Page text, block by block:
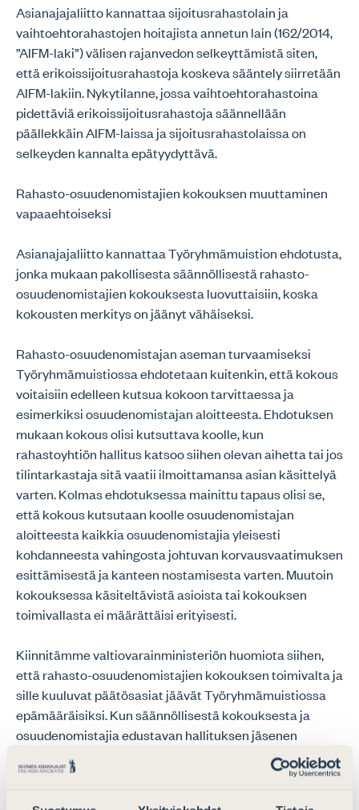
Asianajajaliitto kannattaa sijoitusrahastolain ja
vaihtoehtorahastojen hoitajista annetun lain (162/2014,
”AIFM-laki”) välisen rajanvedon selkeyttämistä siten,
että erikoissijoitusrahastoja koskeva sääntely siirretään
AIFM-lakiin. Nykytilanne, jossa vaihtoehtorahastoina
pidettäviä erikoissijoitusrahastoja säännellään
päällekkäin AIFM-laissa ja sijoitusrahastolaissa on
selkeyden kannalta epätyydyttävä.
Rahasto-osuudenomistajien kokouksen muuttaminen
vapaaehtoiseksi
Asianajajaliitto kannattaa Työryhmämuistion ehdotusta,
jonka mukaan pakollisesta säännöllisestä rahasto-
osuudenomistajien kokouksesta luovuttaisiin, koska
kokousten merkitys on jäänyt vähäiseksi.
Rahasto-osuudenomistajan aseman turvaamiseksi
Työryhmämuistiossa ehdotetaan kuitenkin, että kokous
voitaisiin edelleen kutsua kokoon tarvittaessa ja
esimerkiksi osuudenomistajan aloitteesta. Ehdotuksen
mukaan kokous olisi kutsuttava koolle, kun
rahastoyhtiön hallitus katsoo siihen olevan aihetta tai jos
tilintarkastaja sitä vaatii ilmoittamansa asian käsittelyä
varten. Kolmas ehdotuksessa mainittu tapaus olisi se,
että kokous kutsutaan koolle osuudenomistajan
aloitteesta kaikkia osuudenomistajia yleisesti
kohdanneesta vahingosta johtuvan korvausvaatimuksen
esittämisestä ja kanteen nostamisesta varten. Muutoin
kokouksessa käsiteltävistä asioista tai kokouksen
toimivallasta ei määrättäisi erityisesti.
Kiinnitämme valtiovarainministeriön huomiota siihen,
että rahasto-osuudenomistajien kokouksen toimivalta ja
sille kuuluvat päätösasiat jäävät Työryhmämuistiossa
epämääräisiksi. Kun säännöllisestä kokouksesta ja
osuudenomistajia edustavan hallituksen jäsenen
valinnasta perustellusti luovutaan, ei kokoukselle ole
vahingonkorvaustilannetta lukuun ottamatta muita